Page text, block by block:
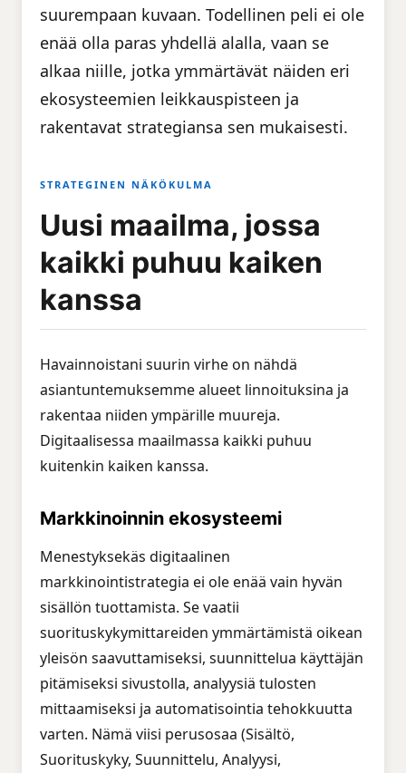
suurempaan kuvaan. Todellinen peli ei ole
enää olla paras yhdellä alalla, vaan se
alkaa niille, jotka ymmärtävät näiden eri
ekosysteemien leikkauspisteen ja
rakentavat strategiansa sen mukaisesti.
STRATEGINEN NÄKÖKULMA
Uusi maailma, jossa
kaikki puhuu kaiken
kanssa
Havainnoistani suurin virhe on nähdä
asiantuntemuksemme alueet linnoituksina ja
rakentaa niiden ympärille muureja.
Digitaalisessa maailmassa kaikki puhuu
kuitenkin kaiken kanssa.
Markkinoinnin ekosysteemi
Menestyksekäs digitaalinen
markkinointistrategia ei ole enää vain hyvän
sisällön tuottamista. Se vaatii
suorituskykymittareiden ymmärtämistä oikean
yleisön saavuttamiseksi, suunnittelua käyttäjän
pitämiseksi sivustolla, analyysiä tulosten
mittaamiseksi ja automatisointia tehokkuutta
varten. Nämä viisi perusosaa (Sisältö,
Suorituskyky, Suunnittelu, Analyysi,